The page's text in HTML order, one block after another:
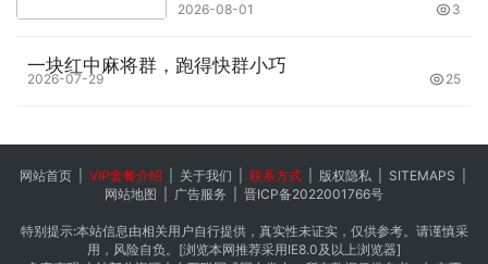
2026-08-01 3
一块红中麻将群，跑得快群小巧
2026-07-29 25
网站首页| VIP套餐介绍 关于我们 联系方式| 版权隐私| SITEMAPS
网站地图
广告服务 晋ICP备2022001766号
特别提示:本站信息由相关用户自行提供，真实性未证实，仅供参考。请谨慎采
用，风险自负。[浏览本网推荐采用IE8.0及以上浏览器]